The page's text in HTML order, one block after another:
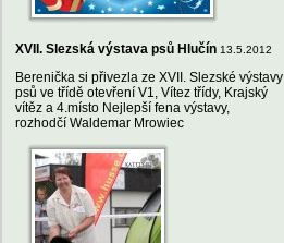
XVII. Slezská výstava psů Hlučín 13.5.2012
Berenička si přivezla ze XVII. Slezské výstavy
psů ve třídě otevření V1, Vítez třídy, Krajský
vítěz a 4.místo Nejlepší fena výstavy,
rozhodčí Waldemar Mrowiec